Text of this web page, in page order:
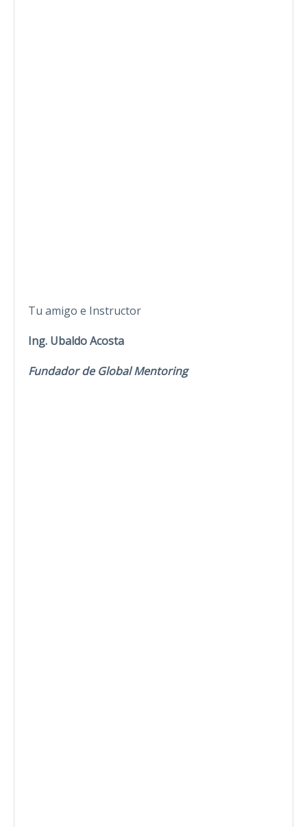
Tu amigo e Instructor
Ing. Ubaldo Acosta
Fundador de Global Mentoring